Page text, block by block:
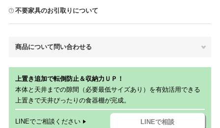
不要家具のお引取りについて
商品について問い合わせる
上置き追加で転倒防止＆収納力ＵＰ！
本体と天井までの隙間（必要最低サイズあり）を有効活用できる
上置きで天井ぴったりの食器棚が完成。
LINEでご相談ください LINEで相談